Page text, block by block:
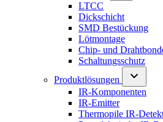
LTCC
Dickschicht
SMD Bestückung
Lötmontage
Chip- und
Schaltungsschutz
Produktlösungen
IR-Komponenten
IR-Emitter
Thermopile IR-